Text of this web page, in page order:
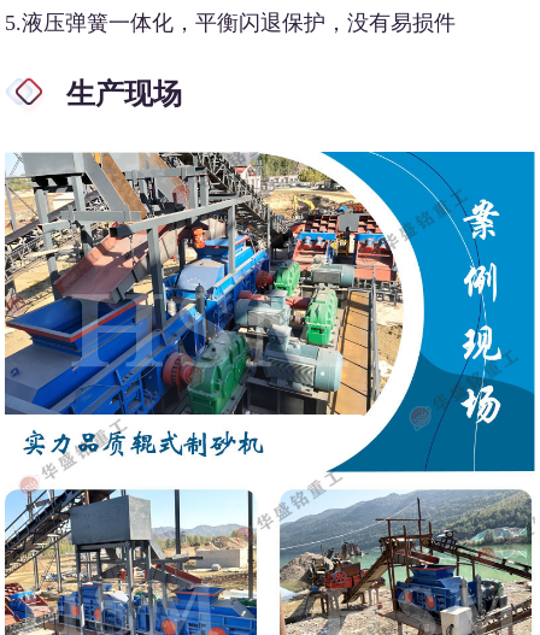
5.液压弹簧一体化，平衡闪退保护，没有易损件
生产现场